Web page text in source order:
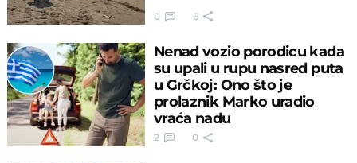
0 6
Nenad vozio porodicu kada
su upali u rupu nasred puta
u Grčkoj: Ono što je
prolaznik Marko uradio
vraća nadu
2 0